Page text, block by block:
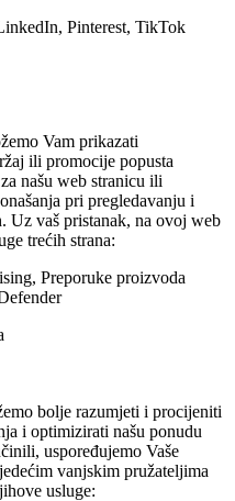
Pinterest, TikTok
Vam prikazati
ili promocije popusta
našu web stranicu ili
pri pregledavanju i
Uz vaš pristanak, na ovoj web
trećih strana:
Preporuke proizvoda
bolje razumjeti i procijeniti
i optimizirati našu ponudu
uspoređujemo Vaše
vanjskim pružateljima
usluge: